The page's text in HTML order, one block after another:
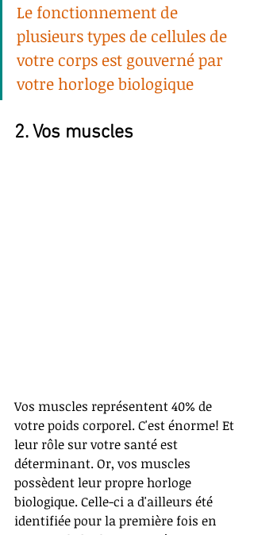
Le fonctionnement de
plusieurs types de cellules de
votre corps est gouverné par
votre horloge biologique
2. Vos muscles
Vos muscles représentent 40% de
votre poids corporel. C'est énorme! Et
leur rôle sur votre santé est
déterminant. Or, vos muscles
possèdent leur propre horloge
biologique. Celle-ci a d'ailleurs été
identifiée pour la première fois en